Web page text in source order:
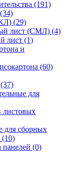
(191)
(29)
лист (СМЛ) (4)
лист (1)
и
(60)
для
листовых
для сборных
(10)
(0)